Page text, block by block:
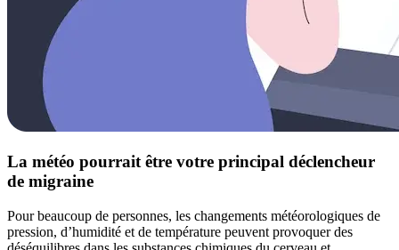
La météo pourrait être votre principal déclencheur
de migraine
Pour beaucoup de personnes, les changements météorologiques de
pression, d’humidité et de température peuvent provoquer des